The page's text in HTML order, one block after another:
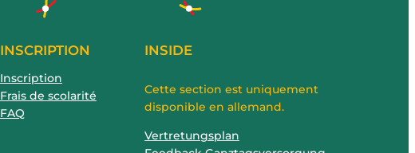
INSCRIPTION
Inscription
Frais de scolarité
FAQ
INSIDE
Cette section est uniquement
disponible en allemand.
Vertretungsplan